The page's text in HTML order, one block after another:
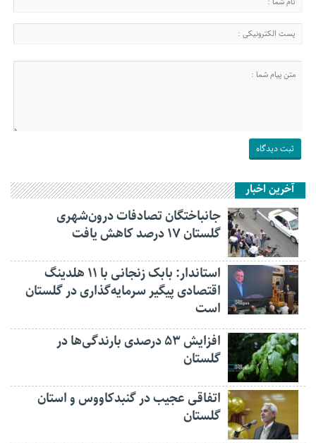
آخرین اخبار
جانباختگان تصادفات درون‌شهری
گلستان ۱۷ درصد کاهش یافت
استاندار: بابک زنجانی با ۱۱ هلدینگ
اقتصادی پیگیر سرمایه‌گذاری در گلستان
است
افزایش ۵۳ درصدی بارندگی‌ها در
گلستان
اتفاقی عجیب در‌ گنبدکاووس و استان
گلستان